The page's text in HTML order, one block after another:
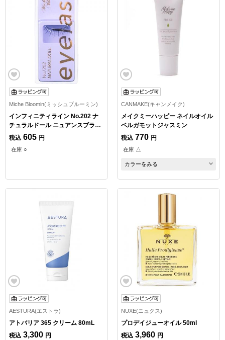
Miche Bloomin(ミッシュブルーミン)
インフィニティライン No.202 ナ
チュラルドール ニュアンスブラッ
ク
税込 605 円
在庫 ○
CANMAKE(キャンメイク)
メイクミーハッピー ネイルオイル
ベルガモットジャスミン
税込 770 円
在庫 △
カラーをみる
AESTURA(エストラ)
アトバリア 365 クリーム 80mL
税込 3,300 円
NUXE(ニュクス)
プロデイジューオイル 50ml
税込 3,960 円